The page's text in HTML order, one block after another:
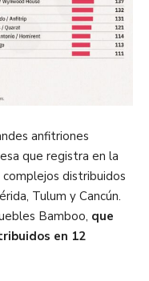
anfitriones
que registra en la
distribuidos
Tulum y Cancún.
Bamboo, que
en 12